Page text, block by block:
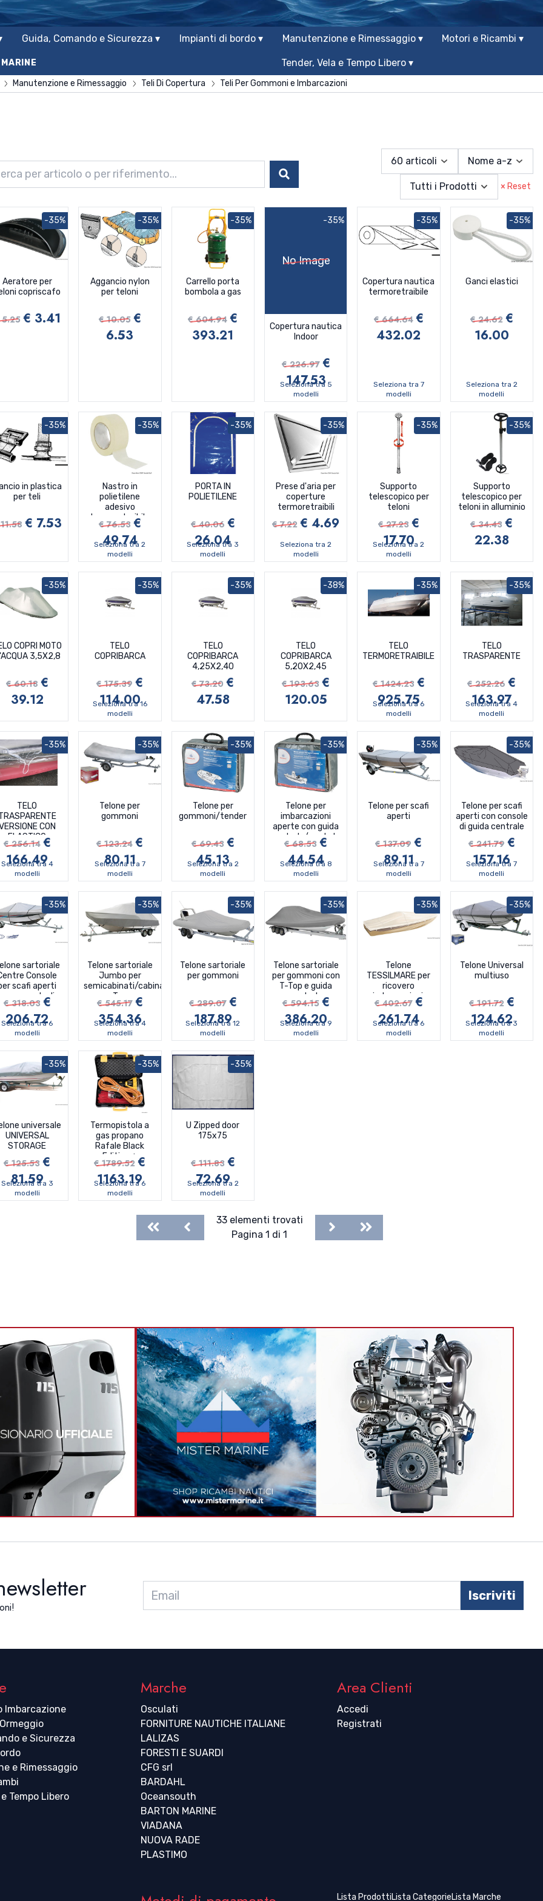
Guida, Comando e Sicurezza ▾ Impianti di bordo ▾ Manutenzione e Rimessaggio ▾ Motori e Ricambi ▾
Tender, Vela e Tempo Libero ▾
Manutenzione e Rimessaggio Teli Di Copertura Teli Per Gommoni e Imbarcazioni
Cerca
60 articoli Nome a-z
Tutti i Prodotti × Reset
Aeratore per
copriscafo
€ 3.41
-35%
Aggancio nylon
per teloni
€ 10.05 €
6.53
-35%
Carrello porta
bombola a gas
€ 604.94 €
393.21
-35%
No Image
Copertura nautica
Indoor
€ 226.97 €
147.53
-35%
Seleziona tra 5
modelli
Copertura nautica
termoretraibile
€ 664.64 €
432.02
-35%
Seleziona tra 7
modelli
Ganci elastici
€ 24.62 €
16.00
-35%
Seleziona tra 2
modelli
in plastica
per teli
€ 7.53
-35%
Nastro in
polietilene
adesivo
termoretraibile
€ 76.53 €
49.74
-35%
Seleziona tra 2
modelli
PORTA IN
POLIETILENE
€ 40.06 €
26.04
-35%
Seleziona tra 3
modelli
Prese d'aria per
coperture
termoretraibili
€ 7.22 € 4.69
-35%
Seleziona tra 2
modelli
Supporto
telescopico per
teloni
€ 27.23 €
17.70
-35%
Seleziona tra 2
modelli
Supporto
telescopico per
teloni in alluminio
€ 34.43 €
22.38
-35%
COPRI MOTO
3,5X2,8
€ 60.18 €
39.12
-35%
TELO
COPRIBARCA
€ 175.39 €
114.00
-35%
Seleziona tra 16
modelli
TELO
COPRIBARCA
4,25X2,40
€ 73.20 €
47.58
-35%
TELO
COPRIBARCA
5,20X2,45
€ 193.63 €
120.05
-38%
TELO
TERMORETRAIBILE
€ 1424.23 €
925.75
-35%
Seleziona tra 6
modelli
TELO
TRASPARENTE
€ 252.26 €
163.97
-35%
Seleziona tra 4
modelli
TELO
CON
ELASTICO
€ 256.14 €
166.49
-35%
Seleziona tra 4
modelli
Telone per
gommoni
€ 123.24 €
80.11
-35%
Seleziona tra 7
modelli
Telone per
gommoni/tender
€ 69.43 €
45.13
-35%
Seleziona tra 2
modelli
Telone per
imbarcazioni
aperte con guida
centrale/pontate
con parabrezza
€ 68.53 €
44.54
-35%
Seleziona tra 8
modelli
Telone per scafi
aperti
€ 137.09 €
89.11
-35%
Seleziona tra 7
modelli
Telone per scafi
aperti con console
di guida centrale
€ 241.79 €
157.16
-35%
Seleziona tra 7
modelli
sartoriale
Console
scafi aperti
con console di
centrale
€ 318.03 €
206.72
-35%
Seleziona tra 6
modelli
Telone sartoriale
Jumbo per
semicabinati/cabinati/T-
Top
€ 545.17 €
354.36
-35%
Seleziona tra 4
modelli
Telone sartoriale
per gommoni
€ 289.07 €
187.89
-35%
Seleziona tra 12
modelli
Telone sartoriale
per gommoni con
T-Top e guida
centrale
€ 594.15 €
386.20
-35%
Seleziona tra 9
modelli
Telone
TESSILMARE per
ricovero
imbarcazioni,
modello per
imbarcazioni con
parabrezza e Day
Cruiser
€ 402.67 €
261.74
-35%
Seleziona tra 6
modelli
Telone Universal
multiuso
€ 191.72 €
124.62
-35%
Seleziona tra 3
modelli
universale
UNIVERSAL
STORAGE
€ 125.53 €
81.59
-35%
Seleziona tra 3
modelli
Termopistola a
gas propano
Rafale Black
Edition +
€ 1789.52 €
1163.19
-35%
Seleziona tra 6
modelli
U Zipped door
175x75
€ 111.83 €
72.69
-35%
Seleziona tra 2
modelli
FirstPrevious
33 elementi trovati
Pagina 1 di 1
NextLast
Iscriviti
Imbarcazione
e Sicurezza
e Rimessaggio
Tempo Libero
Marche
Osculati
FORNITURE NAUTICHE ITALIANE
LALIZAS
FORESTI E SUARDI
CFG srl
BARDAHL
Oceansouth
BARTON MARINE
VIADANA
NUOVA RADE
PLASTIMO
Area Clienti
Accedi
Registrati
Lista ProdottiLista CategorieLista Marche